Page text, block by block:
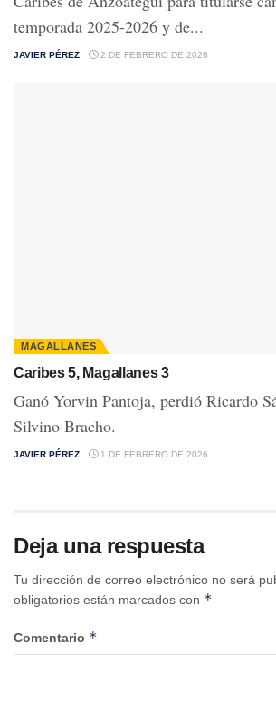
temporada 2025-2026 y de...
JAVIER PÉREZ 2 DE FEBRERO DE 2026
MAGALLANES
Caribes 5, Magallanes 3
Ganó Yorvin Pantoja, perdió Ricardo
Silvino Bracho.
JAVIER PÉREZ 1 DE FEBRERO DE 2026
Deja una respuesta
Tu dirección de correo electrónico no será
obligatorios están marcados con *
Comentario *